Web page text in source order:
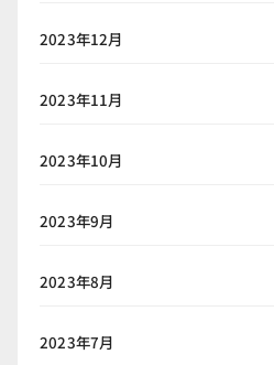
2023年12月
2023年11月
2023年10月
2023年9月
2023年8月
2023年7月